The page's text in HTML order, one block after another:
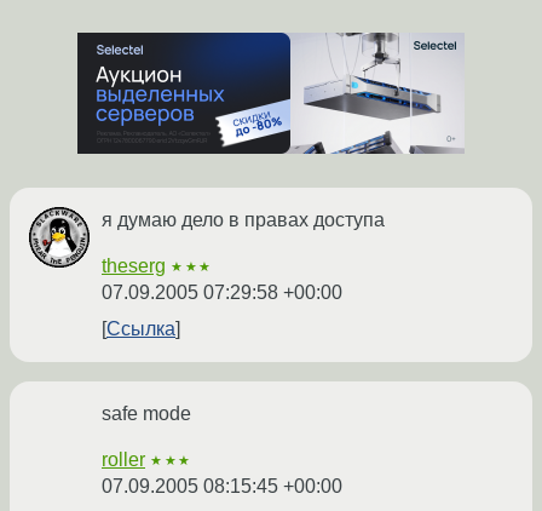
я думаю дело в правах доступа
theserg ★★★
07.09.2005 07:29:58 +00:00
Ссылка
safe mode
roller ★★★
07.09.2005 08:15:45 +00:00